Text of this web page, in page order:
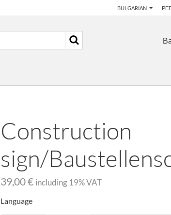
BULGARIAN
Construction
sign/
39,00 € including 19% VAT
Language